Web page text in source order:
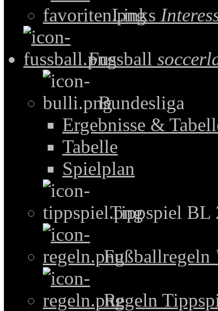
Links
Fussball
Bundesliga
Ergebnisse &
Tabelle
Spielplan
Tippspiel BL
Fußballregeln
Regeln